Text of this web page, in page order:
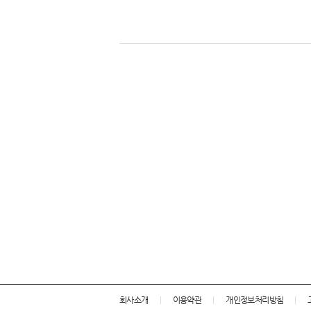
회사소개 이용약관 개인정보처리방침